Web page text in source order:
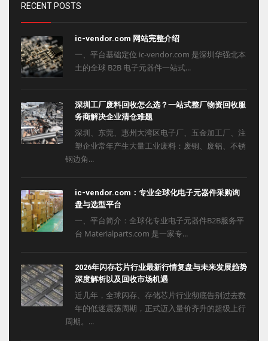
RECENT POSTS
ic-vendor.com 网站完整介绍
一、平台基础定位 ic-vendor.com 是深圳华强北本
土的全球 B2B 电子元器件一站式...
深圳工厂废料回收怎么选？一站式整厂物资回收服
务商解决企业清仓难题
深圳、东莞、惠州大湾区电子厂、五金加工厂、注
塑企业常年产生大量工业废料：废铜、废铝、不锈
钢边角...
ic-vendor.com：专业全球化电子元器件采购询
盘与选型平台
一、平台简介：全球化专业电子元器件B2B服务平
台 Materialparts.com 是一家专...
2026年闪存芯片行业最新行情复盘与未来发展趋势
深度解析以及回收市场机遇
近几年，全球闪存、存储芯片行业彻底告别过去数
年的低迷震荡周期，正式迈入量价齐升的超级上行
周期。...